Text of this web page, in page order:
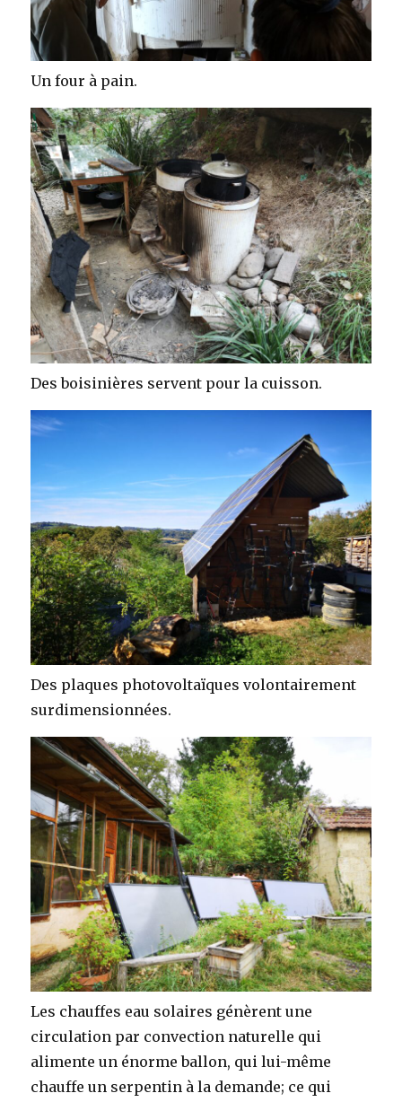
Un four à pain.
Des boisinières servent pour la cuisson.
Des plaques photovoltaïques volontairement
surdimensionnées.
Les chauffes eau solaires génèrent une
circulation par convection naturelle qui
alimente un énorme ballon, qui lui-même
chauffe un serpentin à la demande; ce qui